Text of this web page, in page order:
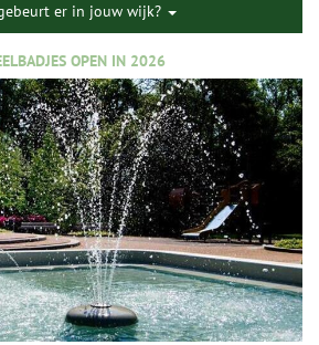
er in jouw wijk?
OPEN IN 2026